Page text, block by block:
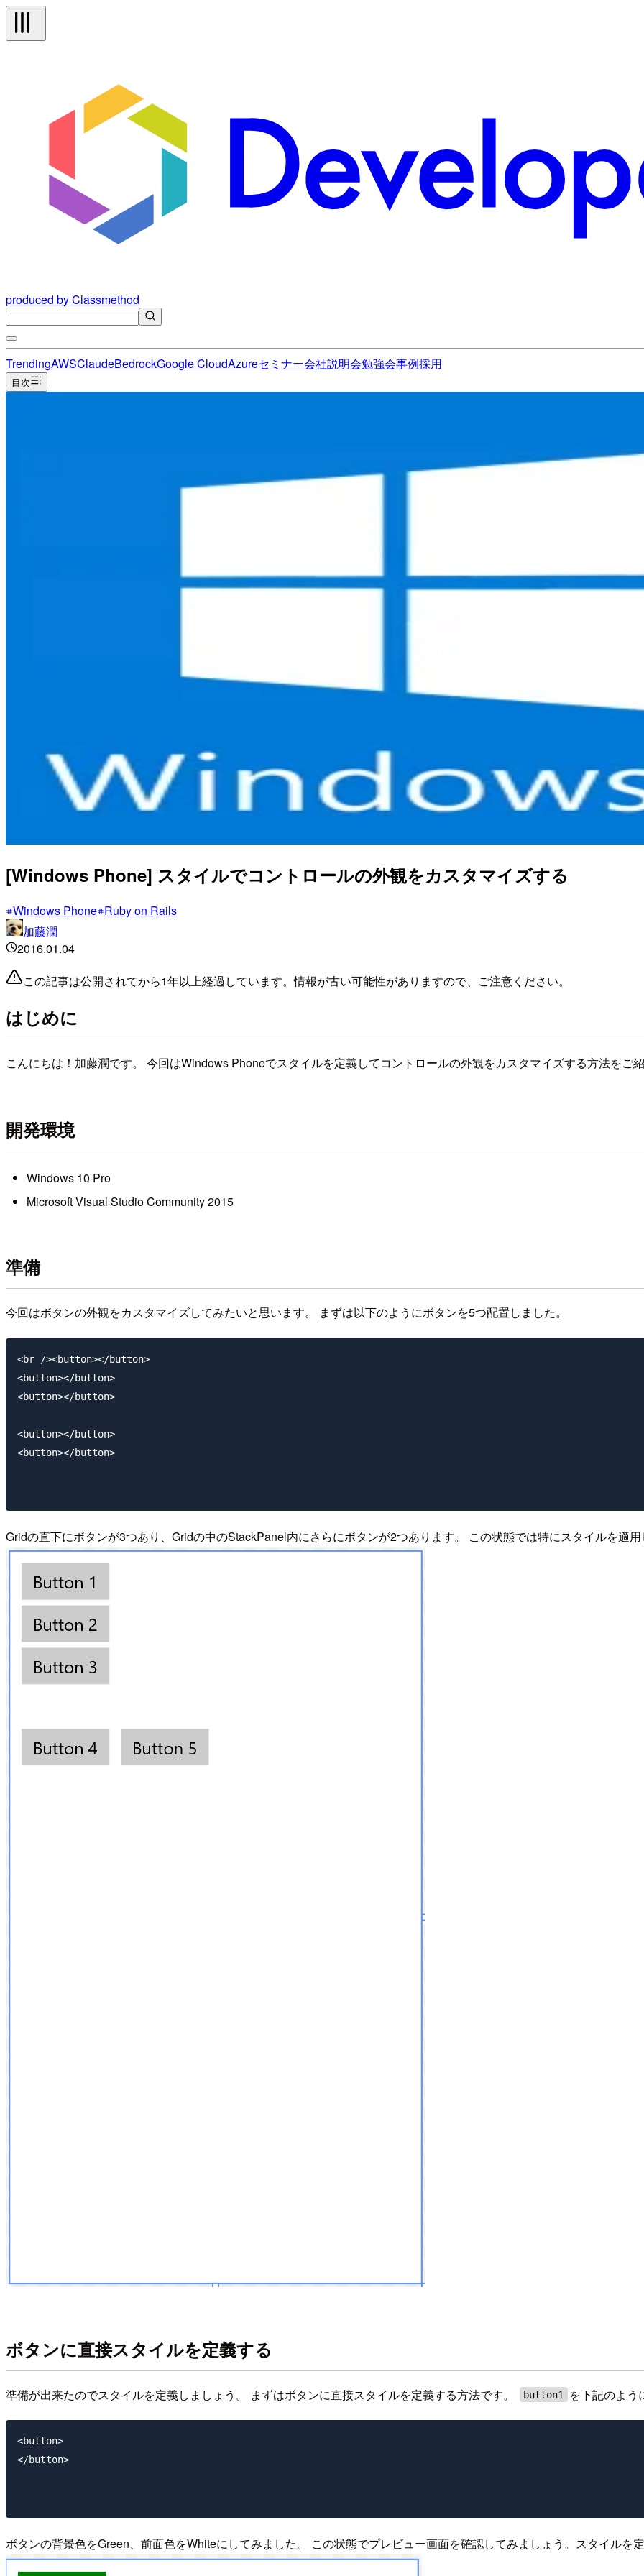
produced by Classmethod
TrendingAWSClaudeBedrockGoogle CloudAzureセミナー会社説明会勉強会事例採用
目次
[Windows Phone] スタイルでコントロールの外観をカスタマイズする
Windows Phone Ruby on Rails
加藤潤
2016.01.04
この記事は公開されてから1年以上経過しています。情報が古い可能性がありますので、ご注意ください。
はじめに
こんにちは！加藤潤です。 今回はWindows Phoneでスタイルを定義してコントロールの外観をカスタマイズする方法をご紹
開発環境
Windows 10 Pro
Microsoft Visual Studio Community 2015
準備
今回はボタンの外観をカスタマイズしてみたいと思います。 まずは以下のようにボタンを5つ配置しました。
<br /><button></button>
<button></button>
<button></button>
<button></button>
<button></button>
Gridの直下にボタンが3つあり、Gridの中のStackPanel内にさらにボタンが2つあります。 この状態では特にスタイルを適
ボタンに直接スタイルを定義する
準備が出来たのでスタイルを定義しましょう。 まずはボタンに直接スタイルを定義する方法です。 button1 を下記のよう
<button>
</button>
ボタンの背景色をGreen、前面色をWhiteにしてみました。 この状態でプレビュー画面を確認してみましょう。スタイルを